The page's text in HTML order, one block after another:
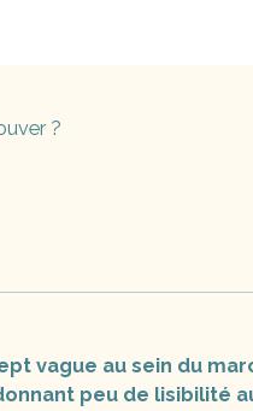
?
vague au sein du
peu de lisibilité